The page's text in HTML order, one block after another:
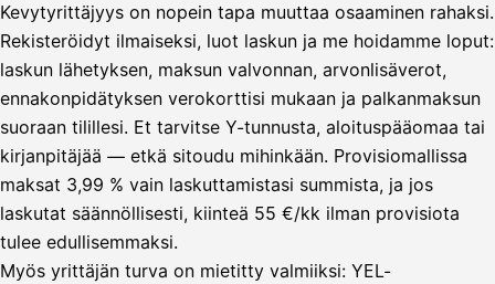
Kevytyrittäjyys on nopein tapa muuttaa osaaminen rahaksi.
Rekisteröidyt ilmaiseksi, luot laskun ja me hoidamme loput:
laskun lähetyksen, maksun valvonnan, arvonlisäverot,
ennakonpidätyksen verokorttisi mukaan ja palkanmaksun
suoraan tilillesi. Et tarvitse Y-tunnusta, aloituspääomaa tai
kirjanpitäjää — etkä sitoudu mihinkään. Provisiomallissa
maksat 3,99 % vain laskuttamistasi summista, ja jos
laskutat säännöllisesti, kiinteä 55 €/kk ilman provisiota
tulee edullisemmaksi.
Myös yrittäjän turva on mietitty valmiiksi: YEL-